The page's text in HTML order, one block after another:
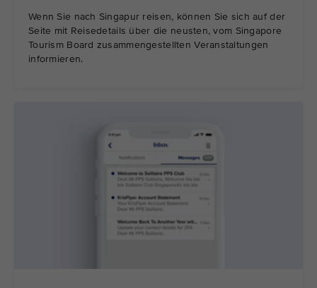
Wenn Sie nach Singapur reisen, können Sie sich auf der
Seite mit Reisedetails über die neusten, vom Singapore
Tourism Board zusammengestellten Veranstaltungen
informieren.